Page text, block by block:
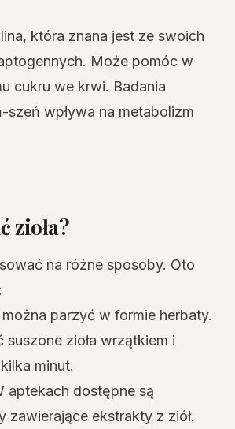
która znana jest ze swoich
Może pomóc w
cukru we krwi. Badania
szeń wpływa na metabolizm
zioła?
na różne sposoby. Oto
można parzyć w formie herbaty.
zioła wrzątkiem i
minut.
aptekach dostępne są
zawierające ekstrakty z ziół.